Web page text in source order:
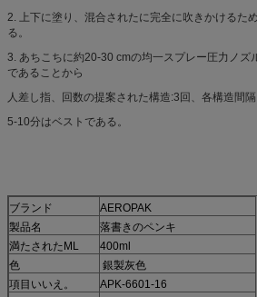
2. 上下に塗り、混合されたに完全に吹きかけるた
る。
3. あちこちに約20-30 cmの均一スプレー圧力ノズ
であることから
人差し指、回数の提案された構造:3回、各構造間隔
5-10分はベストである。
ブランド
AEROPAK
製品名
落書きのペンキ
満たされたML
400ml
色
銀製灰色
項目いいえ。
APK-6601-16